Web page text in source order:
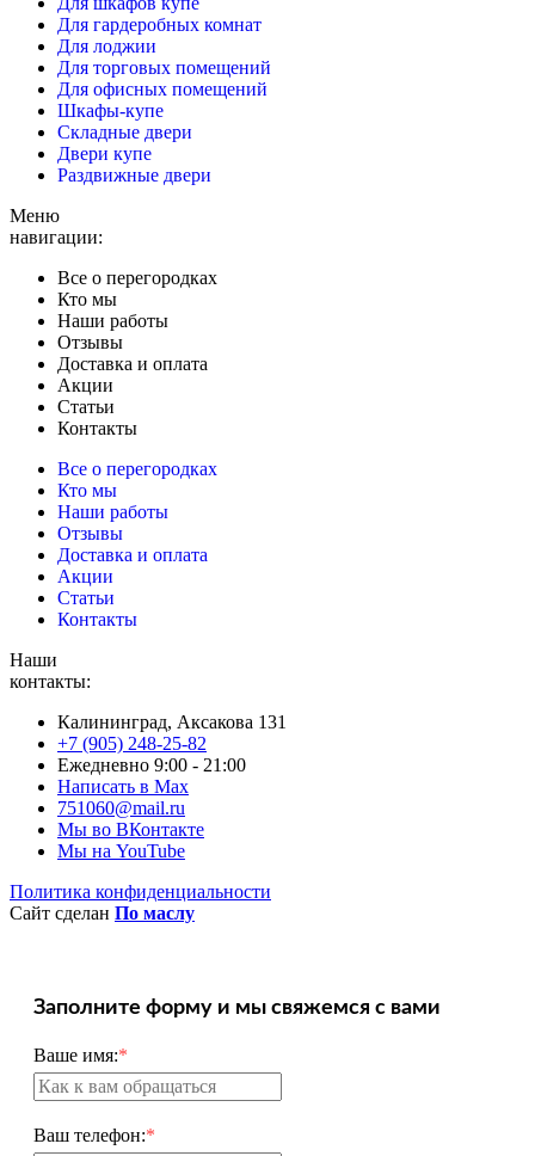
Для гардеробных комнат
Для лоджии
Для торговых помещений
Для офисных помещений
Шкафы-купе
Складные двери
Двери купе
Раздвижные двери
Меню
навигации:
Все о перегородках
Кто мы
Наши работы
Отзывы
Доставка и оплата
Акции
Статьи
Контакты
Все о перегородках
Кто мы
Наши работы
Отзывы
Доставка и оплата
Акции
Статьи
Контакты
Наши
контакты:
Калининград, Аксакова 131
+7 (905) 248-25-82
Ежедневно 9:00 - 21:00
Написать в Max
751060@mail.ru
Мы во ВКонтакте
Мы на YouTube
Политика конфиденциальности
Сайт сделан По маслу
Заполните форму и мы свяжемся с вами
Ваше имя:*
Ваш телефон:*